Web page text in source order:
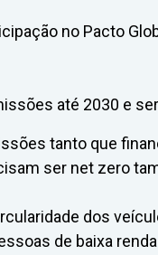
no Pacto
até 2030 e
tanto que
ser net zero
dos
de baixa